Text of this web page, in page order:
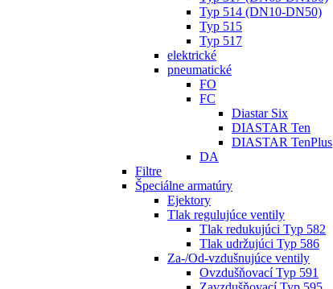
Typ 514 (DN10-DN50)
Typ 515
Typ 517
elektrické
pneumatické
FO
FC
Diastar Six
DIASTAR Ten
DIASTAR TenPlus
DA
Filtre
Špeciálne armatúry
Ejektory
Tlak regulujúce ventily
Tlak redukujúci Typ 582
Tlak udržujúci Typ 586
Za-/Od-vzdušnujúce ventily
Ovzdušňovací Typ 591